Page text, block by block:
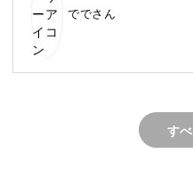
日常的に使える料理に発
なくヘルシーな食生活を
ぜひ一度試してみてくださ
ででさん
す